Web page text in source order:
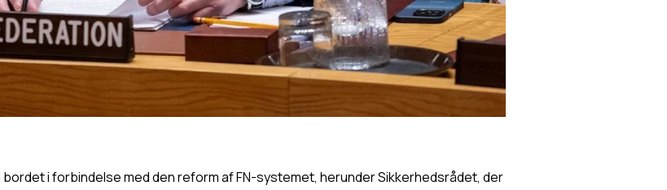
bordet i forbindelse med den reform af FN-systemet, herunder Sikkerhedsrådet, der